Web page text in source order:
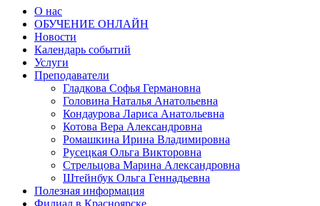
О нас
ОБУЧЕНИЕ ОНЛАЙН
Новости
Календарь событий
Услуги
Преподаватели
Гладкова Софья Германовна
Головина Наталья Анатольевна
Кондаурова Лариса Анатольевна
Котова Вера Александровна
Ромашкина Ирина Владимировна
Русецкая Ольга Викторовна
Стрельцова Марина Александровна
Штейнбук Ольга Геннадьевна
Полезная информация